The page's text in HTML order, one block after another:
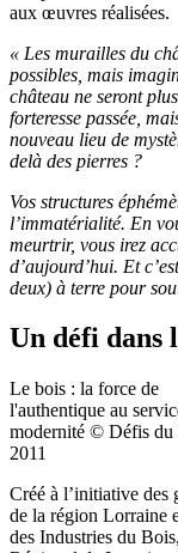
aux œuvres réalisées.
« Les murailles du
possibles, mais
château ne seront
forteresse passée,
nouveau lieu de
delà des pierres ?
Vos structures
l’immatérialité. En
meurtrir, vous irez
d’aujourd’hui. Et
deux) à terre pour
Un défi dans
Le bois : la force de
l'authentique au
modernité © Défis du
2011
Créé à l’initiative des
de la région Lorraine
des Industries du